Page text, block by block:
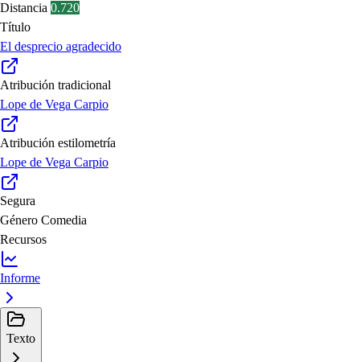
Distancia 0.720
Título
El desprecio agradecido
Atribución tradicional
Lope de Vega Carpio
Atribución estilometría
Lope de Vega Carpio
Segura
Género Comedia
Recursos
Informe
Texto